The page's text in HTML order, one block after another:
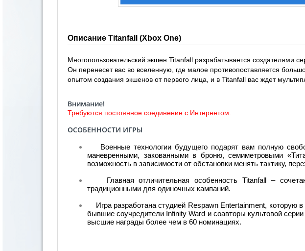
Описание Titanfall (Xbox One)
Многопользовательский экшен Titanfall разрабатывается
Он перенесет вас во вселенную, где малое противопоставляется
опытом создания экшенов от первого лица, и в Titanfall вас ждет
Внимание!
Требуются постоянное соединение с Интернетом.
ОСОБЕННОСТИ ИГРЫ
Военные технологии будущего подарят вам полную
маневренными, закованными в броню, семиметровыми
возможность в зависимости от обстановки менять тактику,
Главная отличительная особенность Titanfall –
традиционными для одиночных кампаний.
Игра разработана студией Respawn Entertainment, которую
бывшие соучредители Infinity Ward и соавторы культовой
высшие награды более чем в 60 номинациях.